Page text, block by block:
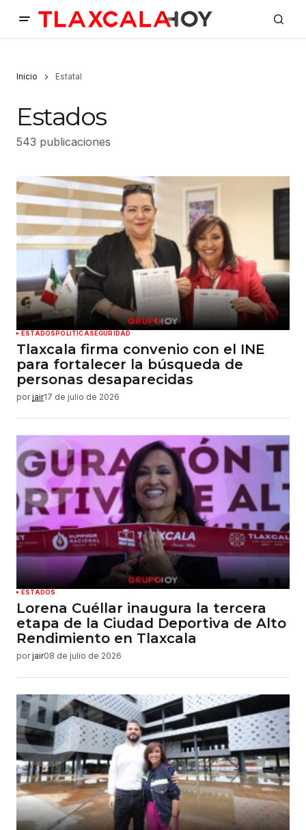
Inicio Estatal
Estados
543 publicaciones
ESTADOSPOLÍTICASEGURIDAD
Tlaxcala firma convenio con el INE
para fortalecer la búsqueda de
personas desaparecidas
por jair17 de julio de 2026
ESTADOS
Lorena Cuéllar inaugura la tercera
etapa de la Ciudad Deportiva de Alto
Rendimiento en Tlaxcala
por jair08 de julio de 2026